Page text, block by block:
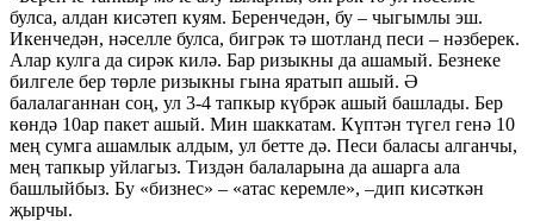
булса, алдан кисәтеп куям. Беренчедән, бу – чыгымлы эш.
Икенчедән, нәселле булса, бигрәк тә шотланд песи – нәзберек.
Алар кулга да сирәк килә. Бар ризыкны да ашамый. Безнеке
билгеле бер төрле ризыкны гына яратып ашый. Ә
балалаганнан соң, ул 3-4 тапкыр күбрәк ашый башлады. Бер
көндә 10ар пакет ашый. Мин шаккатам. Күптән түгел генә 10
мең сумга ашамлык алдым, ул бетте дә. Песи баласы алганчы,
мең тапкыр уйлагыз. Тиздән балаларына да ашарга ала
башлыйбыз. Бу «бизнес» – «атас керемле», –дип кисәткән
җырчы.